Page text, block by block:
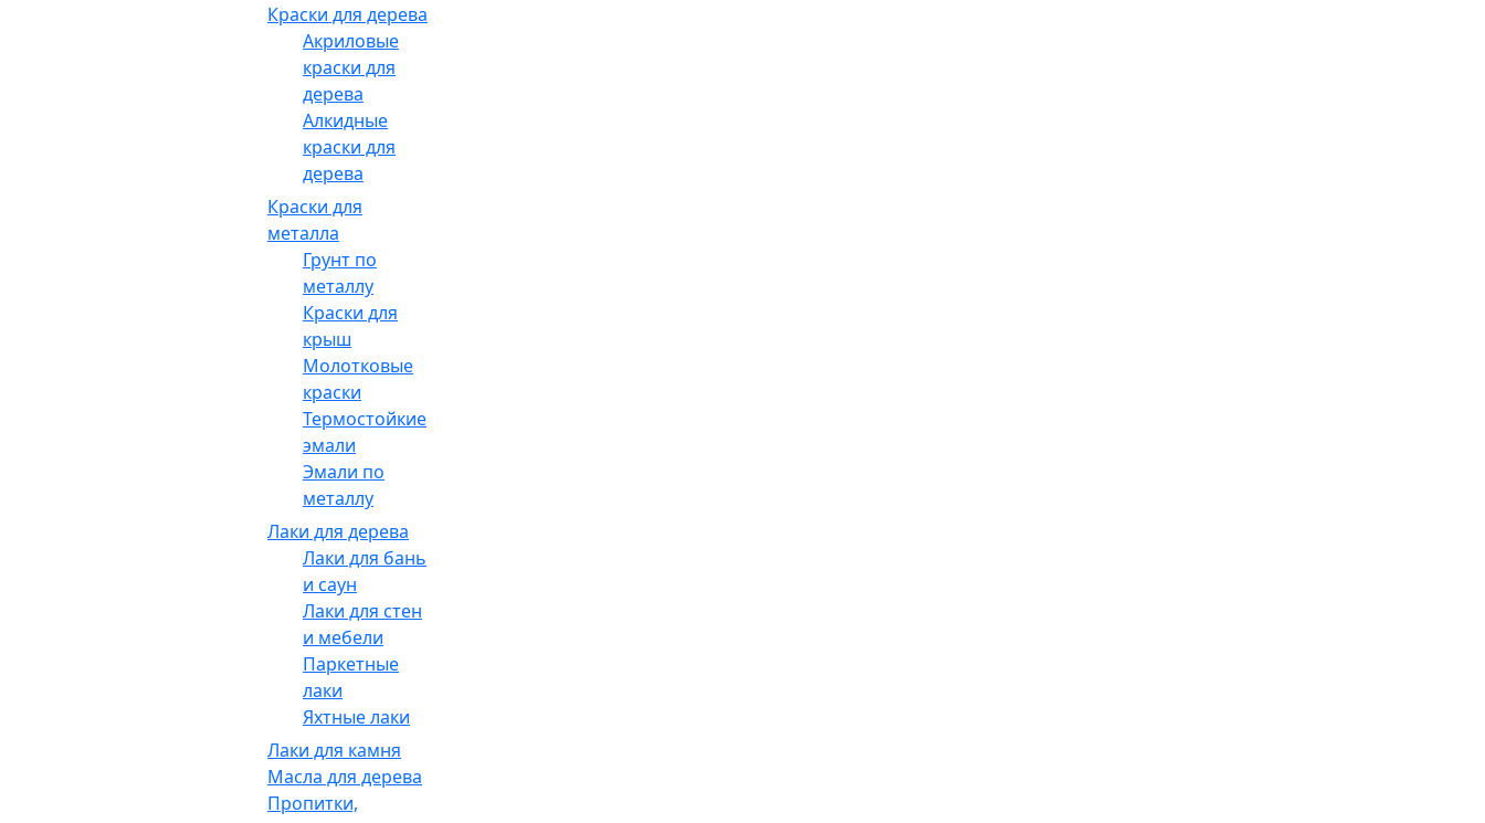
Краски для дерева
Акриловые
краски для
дерева
Алкидные
краски для
дерева
Краски для
металла
Грунт по
металлу
Краски для
крыш
Молотковые
краски
Термостойкие
эмали
Эмали по
металлу
Лаки для дерева
Лаки для бань
и саун
Лаки для стен
и мебели
Паркетные
лаки
Яхтные лаки
Лаки для камня
Масла для дерева
Пропитки,